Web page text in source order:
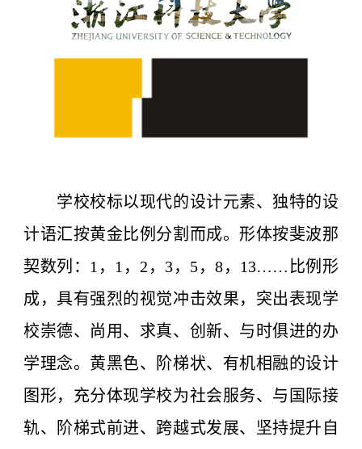
学校校标以现代的设计元素、独特的设
计语汇按黄金比例分割而成。形体按斐波那
契数列：1，1，2，3，5，8，13……比例形
成，具有强烈的视觉冲击效果，突出表现学
校崇德、尚用、求真、创新、与时俱进的办
学理念。黄黑色、阶梯状、有机相融的设计
图形，充分体现学校为社会服务、与国际接
轨、阶梯式前进、跨越式发展、坚持提升自